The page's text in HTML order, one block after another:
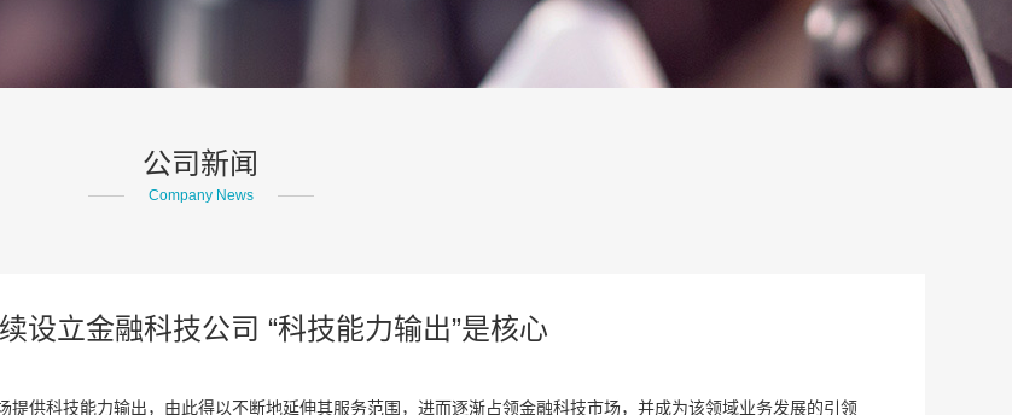
公司新闻
Company News
设立金融科技公司 “科技能力输出”是核心
提供科技能力输出，由此得以不断地延伸其服务范围，进而逐渐占领金融科技市场，并成为该领域业务发展的引领